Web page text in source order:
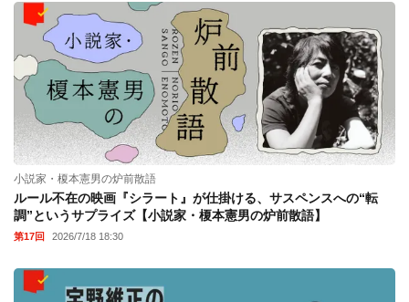
小説家・榎本憲男の炉前散語
ルール不在の映画『シラート』が仕掛ける、サスペンスへの“転
調”というサプライズ【小説家・榎本憲男の炉前散語】
第17回 2026/7/18 18:30